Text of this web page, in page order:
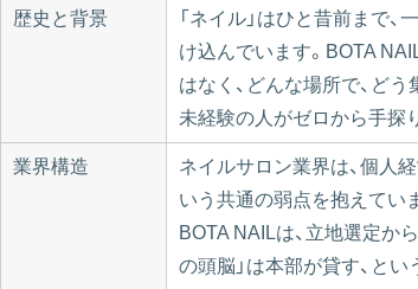
歴史と背景
「ネイル」はひと昔前まで
け込んでいます。BOTA
はなく、どんな場所で、ど
未経験の人がゼロから手探
業界構造
ネイルサロン業界は、個人
いう共通の弱点を抱えてい
BOTA NAILは、立地選定か
の頭脳」は本部が貸す、と